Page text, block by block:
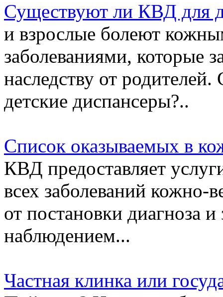
Существуют ли КВД для
и взрослые болеют
заболеваниями, которые
наследству от
детские диспансеры?..
Список оказываемых в
КВД предоставляет
всех заболеваний кожно-
от постановки диагноза
наблюдением...
Частная клинка или